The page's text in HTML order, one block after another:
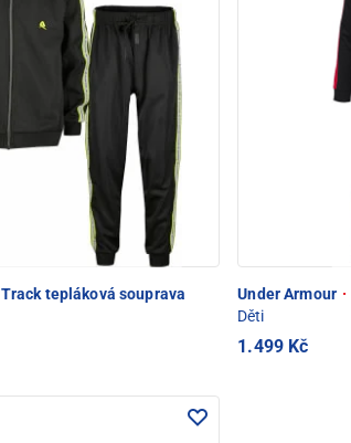
Track tepláková souprava
Under Armour ·
Děti
1.499 Kč